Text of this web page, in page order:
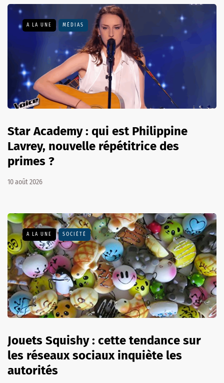
A LA UNE MÉDIAS
Star Academy : qui est Philippine
Lavrey, nouvelle répétitrice des
primes ?
10 août 2026
A LA UNE SOCIÉTÉ
Jouets Squishy : cette tendance sur
les réseaux sociaux inquiète les
autorités